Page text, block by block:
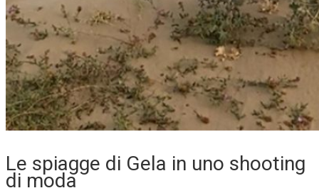
Le spiagge di Gela in uno shooting
di moda